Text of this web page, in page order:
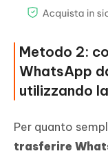
Metodo 2:
WhatsApp
utilizzando
Per quanto
trasferire